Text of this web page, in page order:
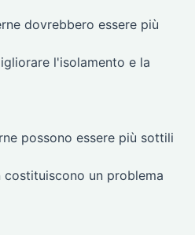
dovrebbero essere più
l'isolamento e la
possono essere più sottili
costituiscono un problema